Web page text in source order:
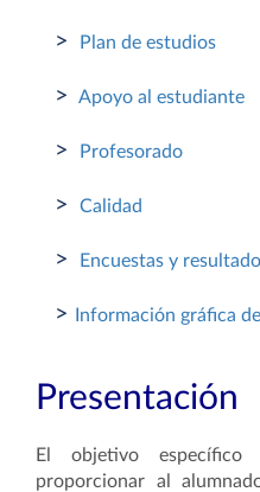
> Plan de estudios
> Apoyo al estudiante
> Profesorado
> Calidad
> Encuestas y
> Información gráfica
Presentación
El objetivo
proporcionar al